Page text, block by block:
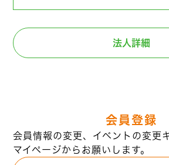
法人詳細
会員登録
会員情報の変更、イベントの変更
マイページからお願いします。